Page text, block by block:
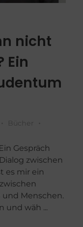
nicht
Ein
Bücher
Gespräch
zwischen
es mir ein
Menschen.
und wäh ...